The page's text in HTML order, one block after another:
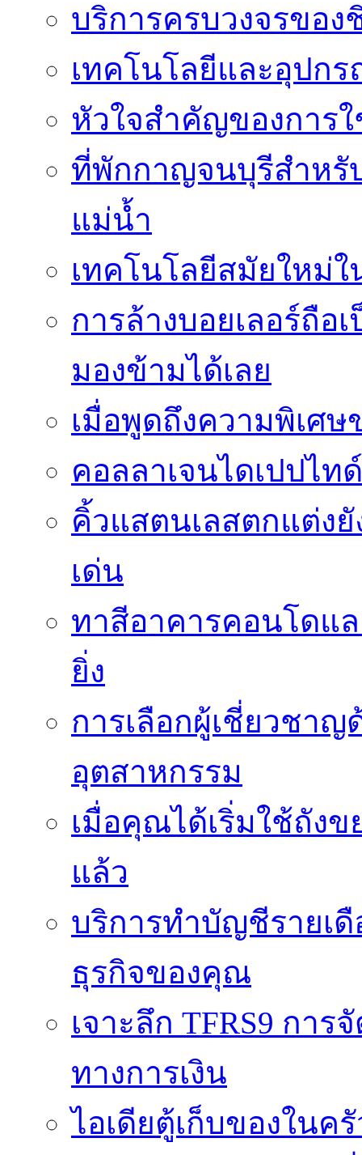
บริการครบวงจรขอ
เทคโนโลยีและอุปก
หัวใจสำคัญของการ
ที่พักกาญจนบุรีสำหรั
แม่น้ำ
เทคโนโลยีสมัยใหม่ใน
การล้างบอยเลอร์ถื
มองข้ามได้เลย
เมื่อพูดถึงความพิเศษ
คอลลาเจนไดเปปไท
คิ้วแสตนเลสตกแต่ง
เด่น
ทาสีอาคารคอนโดแ
ยิ่ง
การเลือกผู้เชี่ยวชา
อุตสาหกรรม
เมื่อคุณได้เริ่มใช้ถัง
แล้ว
บริการทำบัญชีรายเ
ธุรกิจของคุณ
เจาะลึก TFRS9 กา
ทางการเงิน
ไอเดียตู้เก็บของในค